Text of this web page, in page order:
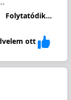
Folytatódik...
ott